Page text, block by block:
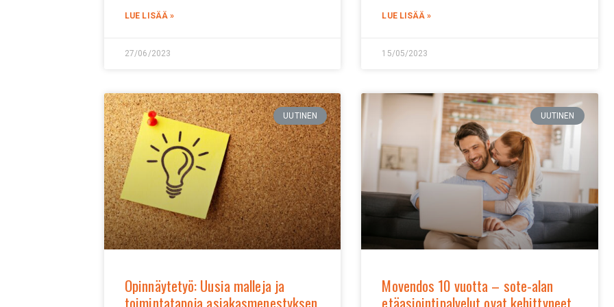
LUE LISÄÄ »
27/06/2023
LUE LISÄÄ »
15/05/2023
UUTINEN
Opinnäytetyö: Uusia malleja ja
toimintatapoja asiakasmenestyksen
UUTINEN
Movendos 10 vuotta – sote-alan
etäasiointipalvelut ovat kehittyneet